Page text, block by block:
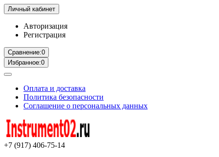
Личный кабинет
Авторизация
Регистрация
Сравнение:0
Избранное:0
Оплата и доставка
Политика безопасности
Соглашение о персональных данных
+7 (917) 406-75-14